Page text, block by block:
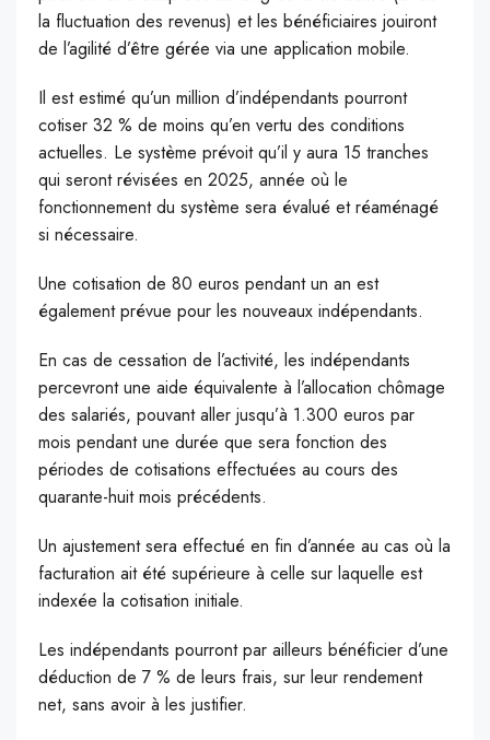
la fluctuation des revenus) et les bénéficiaires jouiront
de l’agilité d’être gérée via une application mobile.
Il est estimé qu’un million d’indépendants pourront
cotiser 32 % de moins qu’en vertu des conditions
actuelles. Le système prévoit qu’il y aura 15 tranches
qui seront révisées en 2025, année où le
fonctionnement du système sera évalué et réaménagé
si nécessaire.
Une cotisation de 80 euros pendant un an est
également prévue pour les nouveaux indépendants.
En cas de cessation de l’activité, les indépendants
percevront une aide équivalente à l’allocation chômage
des salariés, pouvant aller jusqu’à 1.300 euros par
mois pendant une durée que sera fonction des
périodes de cotisations effectuées au cours des
quarante-huit mois précédents.
Un ajustement sera effectué en fin d’année au cas où la
facturation ait été supérieure à celle sur laquelle est
indexée la cotisation initiale.
Les indépendants pourront par ailleurs bénéficier d’une
déduction de 7 % de leurs frais, sur leur rendement
net, sans avoir à les justifier.